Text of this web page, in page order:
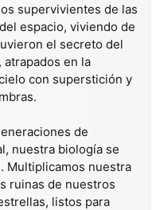
supervivientes de las
espacio, viviendo de
el secreto del
en la
con superstición y
de
nuestra biología se
Multiplicamos nuestra
ruinas de nuestros
listos para